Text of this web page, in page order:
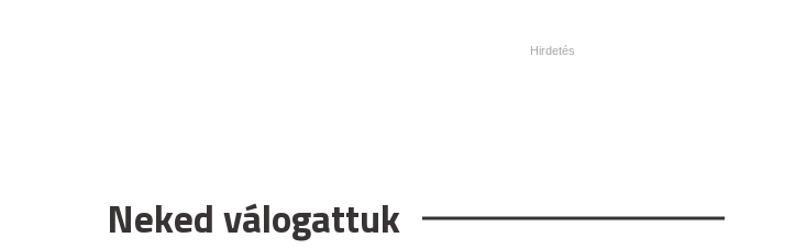
Neked válogattuk